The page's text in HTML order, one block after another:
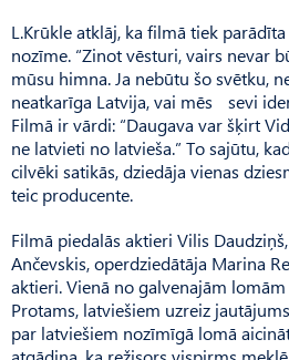
L.Krūkle atklāj, ka filmā tiek
nozīme. “Zinot vēsturi, vairs nevar
mūsu himna. Ja nebūtu šo svētku,
neatkarīga Latvija, vai mēs sevi
Filmā ir vārdi: “Daugava var šķirt
ne latvieti no latvieša.” To sajūtu,
cilvēki satikās, dziedāja vienas
teic producente.
Filmā piedalās aktieri Vilis
Ančevskis, operdziedātāja Marina
aktieri. Vienā no galvenajām
Protams, latviešiem uzreiz
par latviešiem nozīmīgā lomā